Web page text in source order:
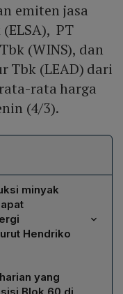
emiten jasa
PT
(WINS), dan
Tbk (LEAD) dari
rata harga
(4/3).
minyak
Hendriko
produksi
penurunan harga
yang